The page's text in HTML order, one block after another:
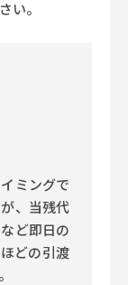
い。
ミングで
、当残代
ど即日の
どの引渡